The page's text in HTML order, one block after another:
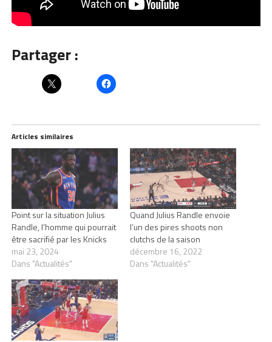
Partager :
Articles similaires
Point sur la situation Julius
Randle, l’homme qui pourrait
être sacrifié par les Knicks
mai 23, 2024
Dans "Actualités"
Quand Julius Randle envoie
l’un des pires shoots non
clutchs de la saison
décembre 16, 2022
Dans "Actualités"